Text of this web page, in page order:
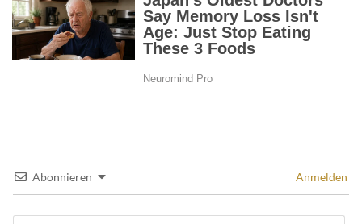
Abonnieren Anmelden